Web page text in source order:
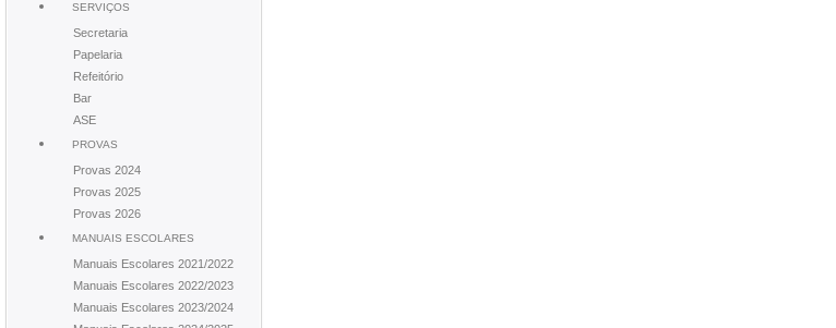
SERVIÇOS
Secretaria
Papelaria
Refeitório
Bar
ASE
PROVAS
Provas 2024
Provas 2025
Provas 2026
MANUAIS ESCOLARES
Manuais Escolares 2021/2022
Manuais Escolares 2022/2023
Manuais Escolares 2023/2024